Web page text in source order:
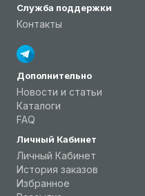
Служба поддержки
Контакты
Дополнительно
Новости и статьи
Каталоги
FAQ
Личный Кабинет
Личный Кабинет
История заказов
Избранное